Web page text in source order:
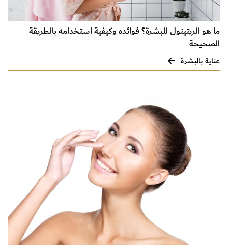
ما هو الريتينول للبشرة؟ فوائده وكيفية استخدامه بالطريقة
الصحيحة
عناية بالبشرة